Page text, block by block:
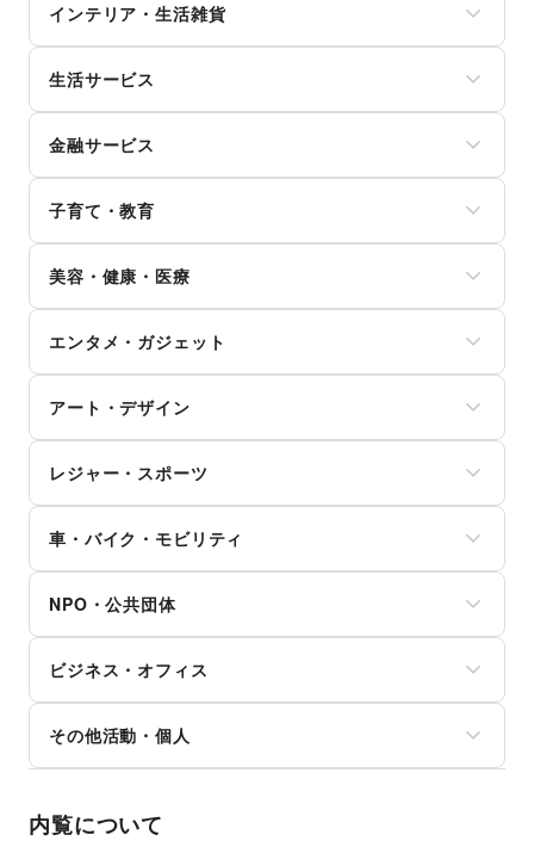
キッズ・ベビー・マタニティ
スポーツ
シーズナルウェア
腕時計
靴
バッグ・革小物
ファッション雑貨
和服・着物
古着
その他ファッション
和菓子
パン
お弁当・惣菜
軽食・ホットスナック
コーヒー・紅茶
その他飲料
食材・調味料
物産展・マルシェ
キッチンカー・移動販売
野菜・果物・生鮮食品
その他フード・飲食
インテリア・生活雑貨
寝具・ベッド
家具・家電
キッチン雑貨・調理器具
掃除用品・生活便利品
文房具
手芸・ハンドメイド
花・盆栽・ドライフラワー
犬・猫・ペット
日用雑貨
食器・陶磁器
その他インテリア・生活雑貨
生活サービス
インターネット・プロバイダ
電気・ガス
ウォーターサーバー
ハウスクリーニング・家事代行
定期宅配
リサイクル雑貨・古本
冠婚葬祭
資格・習い事
リフォーム
住宅（購入・賃貸）
たばこ
修理・メンテナンス
就職・転職・求人
金融サービス
保険
銀行
住宅ローン
証券・FX
不動産投資
その他金融サービス
子育て・教育
ランドセル
学習教材・通信教育
子供向け教室・レッスン
塾・家庭教師
おもちゃ・絵本
その他子育て・教育
美容・健康・医療
ダイエット・健康グッズ
美容・コスメ・香水
ヘアケア・シャンプー
美容家電
ヘアサロン・ネイルサロン
マッサージ・整体
女性用品・フェムテック
コンタクトレンズ
医療・医薬品
その他美容・健康
エンタメ・ガジェット
スマホアクセサリー
ガジェット
ゲーム
アニメ
コミック・マンガ
アイドル・芸能人
CD・DVD・本・雑誌
Webメディア・アプリ
テレビ・ドラマ
映画
音楽・ライブ
演劇
占い
その他エンタメ・ガジェット
アート・デザイン
写真・イラストレーション
立体作品・彫刻
その他アート・デザイン
レジャー・スポーツ
キャンプ・アウトドア
野球
サッカー
バスケットボール
ゴルフ
その他レジャー・スポーツ
車・バイク・モビリティ
バイク・オートバイ
自転車・ロードバイク
マイクロモビリティ
その他車・バイク・モビリティ
NPO・公共団体
外国団体・大使館
募金・寄付
NPO・ボランティア活動
その他NPO・公共団体
ビジネス・オフィス
オフィス家具・OA機器
イベント企画・運営
その他活動・個人
内覧について